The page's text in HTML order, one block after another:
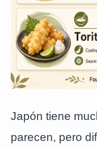
Japón tiene
parecen, pero